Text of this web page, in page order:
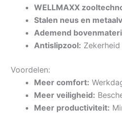
WELLMAXX
Stalen neus en
Ademend
Antislipzool:
Voordelen:
Meer comfort:
Meer veiligheid:
Meer productiviteit: